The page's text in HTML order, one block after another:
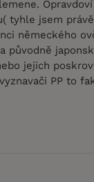
tyhle jsem
německého
původně
jejich
PP to